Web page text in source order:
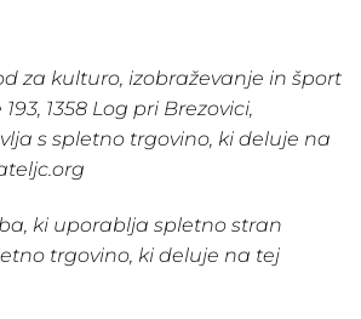
za kulturo, izobraževanje in šport
1358 Log pri Brezovici,
s spletno trgovino, ki deluje na
ki uporablja spletno stran
trgovino, ki deluje na tej